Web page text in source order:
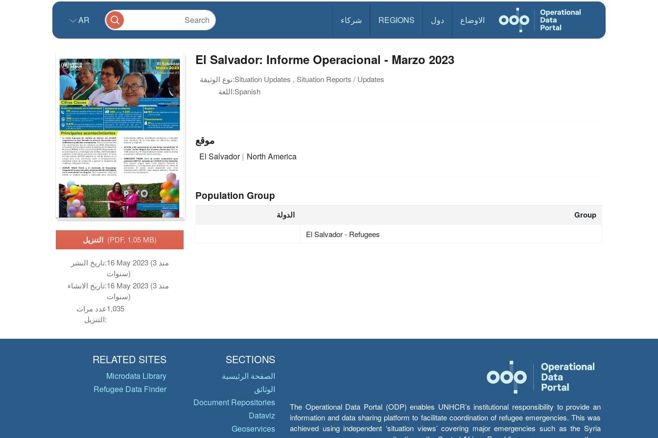
الاوضاع دول REGIONS شركاء AR
(PDF, 1.05 MB)
تاريخ النشر:16 May 2023 (منذ 3
سنوات)
تاريخ الانشاء:16 May 2023 (منذ 3
سنوات)
عدد مرات
التنزيل:
1,035
El Salvador: Informe Operacional - Marzo 2023
نوع الوثيقة:Situation Updates , Situation Reports / Updates
اللغة:Spanish
موقع
El Salvador North America
Population Group
الدولة Group
El Salvador - Refugees
The Operational Data Portal (ODP) enables UNHCR’s institutional responsibility to provide an
information and data sharing platform to facilitate coordination of refugee emergencies. This was
achieved using independent ‘situation views’ covering major emergencies such as the Syria
SECTIONS
الصفحة الرئيسية
الوثائق
Document Repositories
Dataviz
Geoservices
RELATED SITES
Microdata Library
Refugee Data Finder